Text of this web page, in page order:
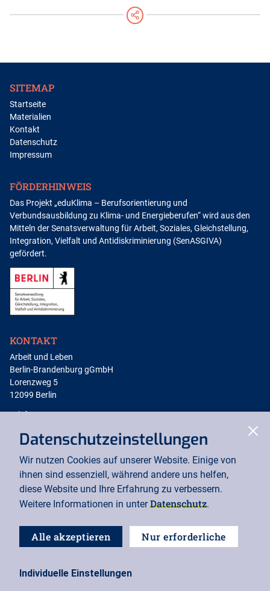
teilen
Datenschutzeinstellungen
Wir nutzen Cookies auf unserer Website. Einige von
ihnen sind essenziell, während andere uns helfen,
diese Website und Ihre Erfahrung zu verbessern.
Weitere Informationen in unterDatenschutz.
Alle akzeptieren Nur erforderliche
Individuelle Einstellungen
SITEMAP
Startseite
Materialien
Kontakt
Datenschutz
Impressum
FÖRDERHINWEIS
Das Projekt „eduKlima – Berufsorientierung und
Verbundsausbildung zu Klima- und Energieberufen“ wird aus den
Mitteln der Senatsverwaltung für Arbeit, Soziales, Gleichstellung,
Integration, Vielfalt und Antidiskriminierung (SenASGIVA)
gefördert.
KONTAKT
Arbeit und Leben
Berlin-Brandenburg gGmbH
Lorenzweg 5
12099 Berlin
Telefon: 030 / 5130 192-12
Telefax: 030 / 5130 192-99
office@berlin.arbeitundleben.de
SOCIAL MEDIA
facebook